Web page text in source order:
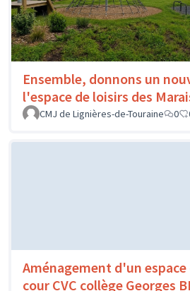
Ensemble, donnons un
l'espace de loisirs des
CMJ de Lignières-de-Touraine 0
Aménagement d'un
cour CVC collège Georges